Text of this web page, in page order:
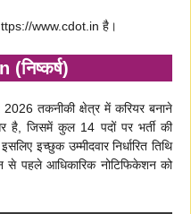
www.cdot.in है।
तकनीकी क्षेत्र में करियर बनाने
है, जिसमें कुल 14 पदों पर भर्ती की
इच्छुक उम्मीदवार निर्धारित तिथि
पहले आधिकारिक नोटिफिकेशन को